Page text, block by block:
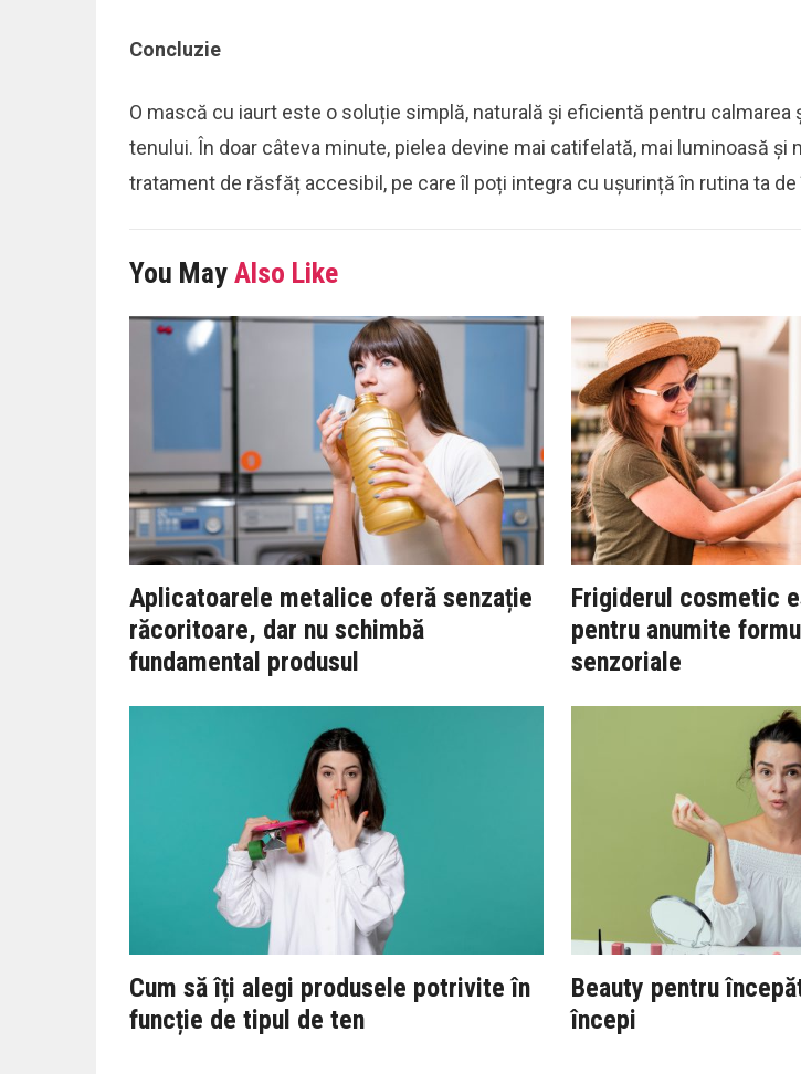
Concluzie
O mască cu iaurt este o soluție simplă, naturală și eficientă pentru calmarea
tenului. În doar câteva minute, pielea devine mai catifelată, mai luminoasă și
tratament de răsfăț accesibil, pe care îl poți integra cu ușurință în rutina ta de
You May Also Like
Aplicatoarele metalice oferă senzație
răcoritoare, dar nu schimbă
fundamental produsul
Frigiderul cosmetic
pentru anumite
senzoriale
Cum să îți alegi produsele potrivite în
funcție de tipul de ten
Beauty pentru
începi